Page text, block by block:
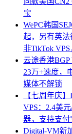
宝
WePC韩国
起，另有英
非TikTok
云途香港
23万+速度，
媒体不解锁
【七周年庆
VPS：2.4美
器，支持支付
Digital-VM新